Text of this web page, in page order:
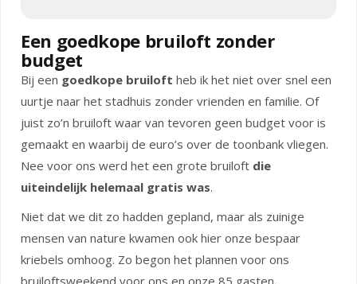
Een goedkope bruiloft zonder
budget
Bij een goedkope bruiloft heb ik het niet over snel een
uurtje naar het stadhuis zonder vrienden en familie. Of
juist zo’n bruiloft waar van tevoren geen budget voor is
gemaakt en waarbij de euro’s over de toonbank vliegen.
Nee voor ons werd het een grote bruiloft die
uiteindelijk helemaal gratis was.
Niet dat we dit zo hadden gepland, maar als zuinige
mensen van nature kwamen ook hier onze bespaar
kriebels omhoog. Zo begon het plannen voor ons